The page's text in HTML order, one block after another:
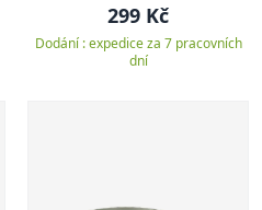
299 Kč
Dodání : expedice za 7 pracovních
dní